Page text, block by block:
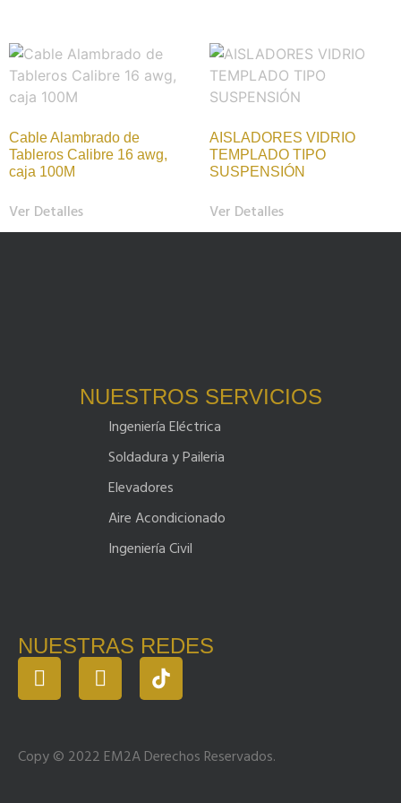
Cable Alambrado de
Tableros Calibre 16 awg,
caja 100M
Ver Detalles
AISLADORES VIDRIO
TEMPLADO TIPO
SUSPENSIÓN
Ver Detalles
NUESTROS SERVICIOS
Ingeniería Eléctrica
Soldadura y Paileria
Elevadores
Aire Acondicionado
Ingeniería Civil
NUESTRAS REDES
Copy © 2022 EM2A Derechos Reservados.